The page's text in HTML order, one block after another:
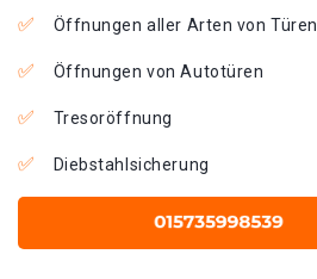
Öffnungen aller Arten von Türen
Öffnungen von Autotüren
Tresoröffnung
Diebstahlsicherung